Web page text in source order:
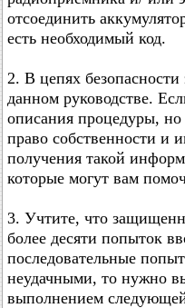
отсоединить
есть необходимый код.
2. В цепях
данном руководстве.
описания процедуры,
право собственности и
получения такой
которые могут вам
3. Учтите, что
более десяти попыток
последовательные
неудачными, то нужно
выполнением